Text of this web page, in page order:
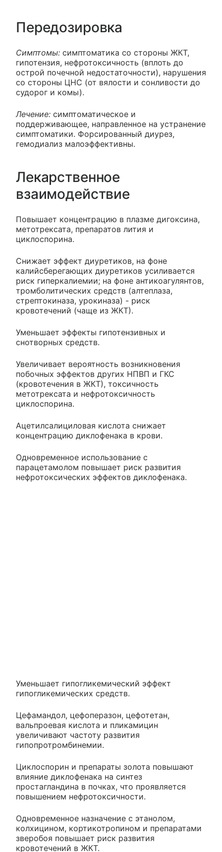
Передозировка
Симптомы: симптоматика со стороны ЖКТ,
гипотензия, нефротоксичность (вплоть до
острой почечной недостаточности), нарушения
со стороны ЦНС (от вялости и сонливости до
судорог и комы).
Лечение: симптоматическое и
поддерживающее, направленное на устранение
симптоматики. Форсированный диурез,
гемодиализ малоэффективны.
Лекарственное
взаимодействие
Повышает концентрацию в плазме дигоксина,
метотрексата, препаратов лития и
циклоспорина.
Снижает эффект диуретиков, на фоне
калийсберегающих диуретиков усиливается
риск гиперкалиемии; на фоне антикоагулянтов,
тромболитических средств (алтеплаза,
стрептокиназа, урокиназа) - риск
кровотечений (чаще из ЖКТ).
Уменьшает эффекты гипотензивных и
снотворных средств.
Увеличивает вероятность возникновения
побочных эффектов других НПВП и ГКС
(кровотечения в ЖКТ), токсичность
метотрексата и нефротоксичность
циклоспорина.
Ацетилсалициловая кислота снижает
концентрацию диклофенака в крови.
Одновременное использование с
парацетамолом повышает риск развития
нефротоксических эффектов диклофенака.
Уменьшает гипогликемический эффект
гипогликемических средств.
Цефамандол, цефоперазон, цефотетан,
вальпроевая кислота и пликамицин
увеличивают частоту развития
гипопротромбинемии.
Циклоспорин и препараты золота повышают
влияние диклофенака на синтез
простагландина в почках, что проявляется
повышением нефротоксичности.
Одновременное назначение с этанолом,
колхицином, кортикотропином и препаратами
зверобоя повышает риск развития
кровотечений в ЖКТ.